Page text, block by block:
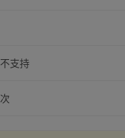
不支持
次